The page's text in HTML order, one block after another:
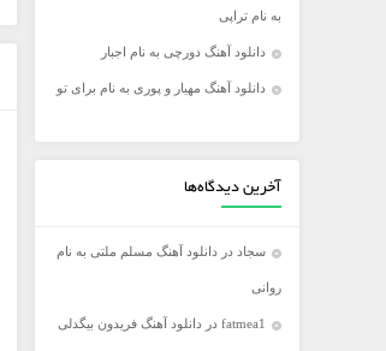
مجید اخشابی
مجید خراطها
محسن چاووشی
محسن یگانه
محمد رضا گلزار
به نام تراپی
دانلود آهنگ دورچی به نام اجبار
دانلود آهنگ مهیار و پوری به نام برای تو
آخرین دیدگاه‌ها
سجاد در دانلود آهنگ مسلم ملتی به نام
روانی
fatmea1 در دانلود آهنگ فریدون بیگدلی